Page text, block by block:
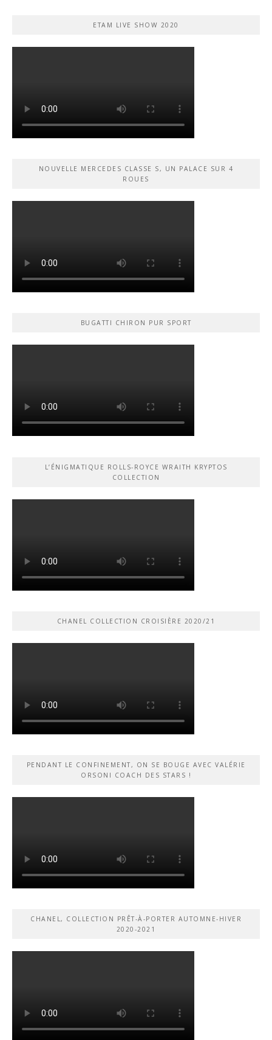
ETAM LIVE SHOW 2020
NOUVELLE MERCEDES CLASSE S, UN PALACE SUR 4
ROUES
BUGATTI CHIRON PUR SPORT
L’ÉNIGMATIQUE ROLLS-ROYCE WRAITH KRYPTOS
COLLECTION
CHANEL COLLECTION CROISIÈRE 2020/21
PENDANT LE CONFINEMENT, ON SE BOUGE AVEC VALÉRIE
ORSONI COACH DES STARS !
CHANEL, COLLECTION PRÊT-À-PORTER AUTOMNE-HIVER
2020-2021